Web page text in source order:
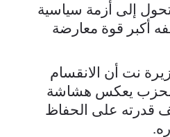
إلى أزمة سياسية
أكبر قوة معارضة
نت أن الانقسام
الحزب يعكس هشاشة
قدرته على الحفاظ